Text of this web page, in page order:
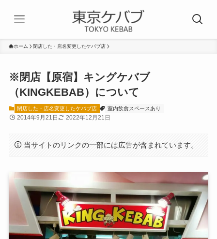
ホーム 閉店した・店名変更したケバブ店
※閉店【原宿】キングケバブ
（KINGKEBAB）について
閉店した・店名変更したケバブ店 室内飲食スペースあり
2014年9月21日 2022年12月21日
当サイトのリンクの一部には広告が含まれています。